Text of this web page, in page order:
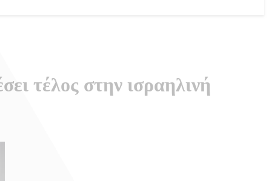
τέλος στην ισραηλινή